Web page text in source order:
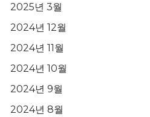
2025년 3월
2024년 12월
2024년 11월
2024년 10월
2024년 9월
2024년 8월